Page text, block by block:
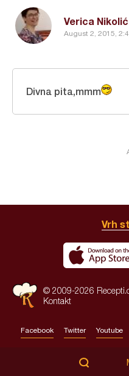
Verica Nikolić
August 2, 2015,
Divna pita,mmm
Vrh
© 2009-2026
Kontakt
Facebook Twitter Youtube